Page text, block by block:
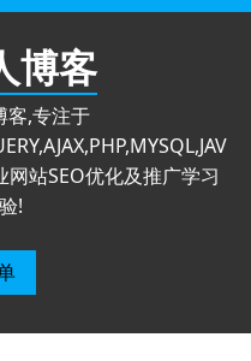
博客
客,专注于
网站SEO优化及推广学习
!